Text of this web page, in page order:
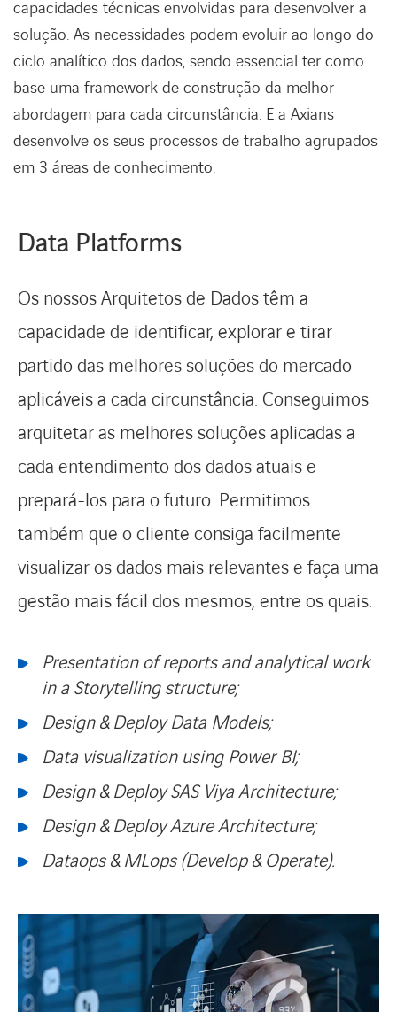
capacidades técnicas envolvidas para desenvolver a
solução. As necessidades podem evoluir ao longo do
ciclo analítico dos dados, sendo essencial ter como
base uma framework de construção da melhor
abordagem para cada circunstância. E a Axians
desenvolve os seus processos de trabalho agrupados
em 3 áreas de conhecimento.
Data Platforms
Os nossos Arquitetos de Dados têm a
capacidade de identificar, explorar e tirar
partido das melhores soluções do mercado
aplicáveis a cada circunstância. Conseguimos
arquitetar as melhores soluções aplicadas a
cada entendimento dos dados atuais e
prepará-los para o futuro. Permitimos
também que o cliente consiga facilmente
visualizar os dados mais relevantes e faça uma
gestão mais fácil dos mesmos, entre os quais:
Presentation of reports and analytical work
in a Storytelling structure;
Design & Deploy Data Models;
Data visualization using Power BI;
Design & Deploy SAS Viya Architecture;
Design & Deploy Azure Architecture;
Dataops & MLops (Develop & Operate).